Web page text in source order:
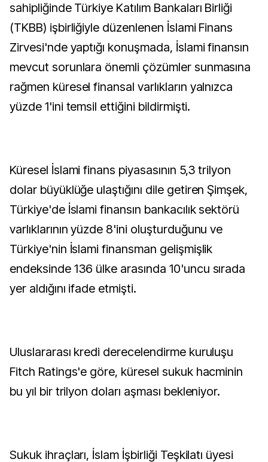
sahipliğinde Türkiye Katılım Bankaları Birliği
(TKBB) işbirliğiyle düzenlenen İslami Finans
Zirvesi'nde yaptığı konuşmada, İslami finansın
mevcut sorunlara önemli çözümler sunmasına
rağmen küresel finansal varlıkların yalnızca
yüzde 1'ini temsil ettiğini bildirmişti.
Küresel İslami finans piyasasının 5,3 trilyon
dolar büyüklüğe ulaştığını dile getiren Şimşek,
Türkiye'de İslami finansın bankacılık sektörü
varlıklarının yüzde 8'ini oluşturduğunu ve
Türkiye'nin İslami finansman gelişmişlik
endeksinde 136 ülke arasında 10'uncu sırada
yer aldığını ifade etmişti.
Uluslararası kredi derecelendirme kuruluşu
Fitch Ratings'e göre, küresel sukuk hacminin
bu yıl bir trilyon doları aşması bekleniyor.
Sukuk ihraçları, İslam İşbirliği Teşkilatı üyesi